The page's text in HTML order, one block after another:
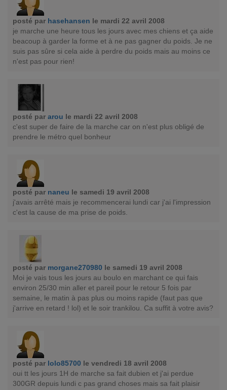
posté par hasehansen le mardi 22 avril 2008
je marche une heure tous les jours avec mes chiens et ça aide
beacoup à garder la forme et à ne pas gagner du poids. Je ne
suis pas sûre si cela aide à perdre du poids mais au moins ce
n'est pas pour rien!
posté par arou le mardi 22 avril 2008
c'est super de faire de la marche car on n'est plus obligé de
prendre le métro quel bonheur
posté par naneu le samedi 19 avril 2008
j'avais arrêté mais je recommencerai lundi car j'ai l'impression
c'est la cause de ma prise de poids.
posté par morgane270980 le samedi 19 avril 2008
Moi je vais tous les jours au boulo en marchant ce qui fais
environ 25/30 min aller et pareil pour le retour 5 fois par
semaine, le matin à pas plus ou moins rapide (faut pas que
j'arrive en retard ! lol) et le soir trankilou. Ca suffit à votre avis?
posté par lolo85700 le vendredi 18 avril 2008
oui tt les jours 1H de marche sa fait dubien et j'ai perdue
300GR depuis lundi c pas grand choses mais sa fait plaisir